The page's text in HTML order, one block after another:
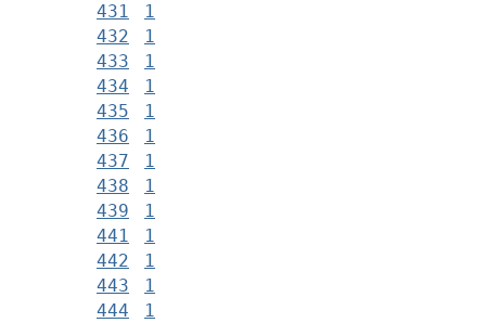
431
1
432
1
433
1
434
1
435
1
436
1
437
1
438
1
439
1
441
1
442
1
443
1
444
1